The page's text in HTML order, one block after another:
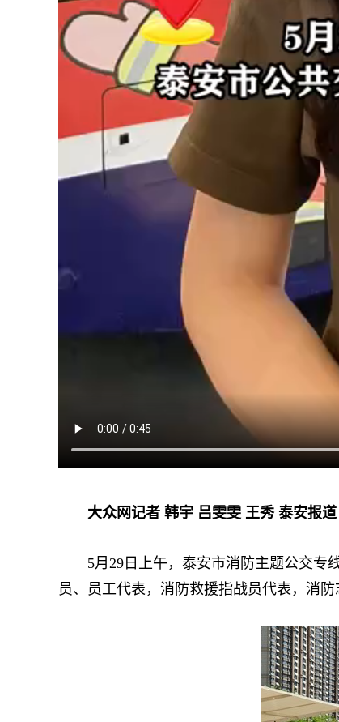
大众网记者 韩宇 吕雯雯 王秀 泰安报道
5月29日上午，泰安市消防主题公交专线
员、员工代表，消防救援指战员代表，消